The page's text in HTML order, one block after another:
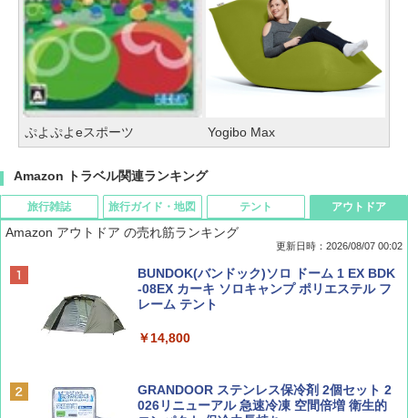
ぷよぷよeスポーツ Yogibo Max
Amazon トラベル関連ランキング
旅行雑誌
ディズニーファン ２０２６年 ９月号 [雑
誌] (ＤＩＳＮＥＹ ＦＡＮ)
BE-PAL(ビ-パル) 2026年 9 月号【特別付録:
SOTO ミニマル"旅"財布 ランダム2種】
旅行ガイド・地図
D40 地球の歩き方 チェンマイ タイ北部の魅
力的な町 2026～2027 地球の歩き方D アジア
A09 地球の歩き方 イタリア 2026～2027 地
球の歩き方A ヨーロッパ
テント
[キャンパーズコレクション 山善] ポップアッ
プテント 傘みたいに広げて畳める パッとサ
ッとサンシェード キューブ フルクローズ メ
&ハイキング カーキ PATC-150(KH)
アウトドア
Amazon アウトドア の売れ筋ランキング
更新日時：2026/08/07 00:02
BUNDOK(バンドック)ソロ ドーム 1 EX BDK
-08EX カーキ ソロキャンプ ポリエステル フ
レーム テント
￥14,800
GRANDOOR ステンレス保冷剤 2個セット 2
026リニューアル 急速冷凍 空間倍増 衛生的